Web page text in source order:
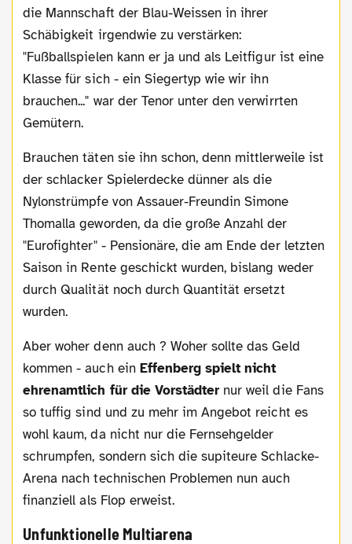
die Mannschaft der Blau-Weissen in ihrer
Schäbigkeit irgendwie zu verstärken:
"Fußballspielen kann er ja und als Leitfigur ist eine
Klasse für sich - ein Siegertyp wie wir ihn
brauchen..." war der Tenor unter den verwirrten
Gemütern.
Brauchen täten sie ihn schon, denn mittlerweile ist
der schlacker Spielerdecke dünner als die
Nylonstrümpfe von Assauer-Freundin Simone
Thomalla geworden, da die große Anzahl der
"Eurofighter" - Pensionäre, die am Ende der letzten
Saison in Rente geschickt wurden, bislang weder
durch Qualität noch durch Quantität ersetzt
wurden.
Aber woher denn auch ? Woher sollte das Geld
kommen - auch ein Effenberg spielt nicht
ehrenamtlich für die Vorstädter nur weil die Fans
so tuffig sind und zu mehr im Angebot reicht es
wohl kaum, da nicht nur die Fernsehgelder
schrumpfen, sondern sich die supiteure Schlacke-
Arena nach technischen Problemen nun auch
finanziell als Flop erweist.
Unfunktionelle Multiarena